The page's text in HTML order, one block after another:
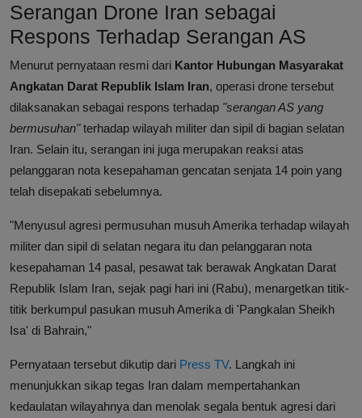
Serangan Drone Iran sebagai
Respons Terhadap Serangan AS
Menurut pernyataan resmi dari Kantor Hubungan Masyarakat
Angkatan Darat Republik Islam Iran, operasi drone tersebut
dilaksanakan sebagai respons terhadap "serangan AS yang
bermusuhan"terhadap wilayah militer dan sipil di bagian selatan
Iran. Selain itu, serangan ini juga merupakan reaksi atas
pelanggaran nota kesepahaman gencatan senjata 14 poin yang
telah disepakati sebelumnya.
"Menyusul agresi permusuhan musuh Amerika terhadap wilayah
militer dan sipil di selatan negara itu dan pelanggaran nota
kesepahaman 14 pasal, pesawat tak berawak Angkatan Darat
Republik Islam Iran, sejak pagi hari ini (Rabu), menargetkan titik-
titik berkumpul pasukan musuh Amerika di 'Pangkalan Sheikh
Isa' di Bahrain,"
Pernyataan tersebut dikutip dari Press TV. Langkah ini
menunjukkan sikap tegas Iran dalam mempertahankan
kedaulatan wilayahnya dan menolak segala bentuk agresi dari